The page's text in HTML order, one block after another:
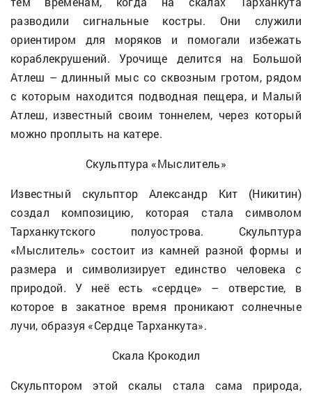
разводили сигнальные костры. Они служили
ориентиром для моряков и помогали избежать
кораблекрушений. Урочище делится на Большой
Атлеш – длинный мыс со сквозным гротом, рядом
с которым находится подводная пещера, и Малый
Атлеш, известный своим тоннелем, через который
можно проплыть на катере.
Скульптура «Мыслитель»
Известный скульптор Александр Кит (Никитин)
создал композицию, которая стала символом
Тарханкутского полуострова. Скульптура
«Мыслитель» состоит из камней разной формы и
размера и символизирует единство человека с
природой. У неё есть «сердце» – отверстие, в
которое в закатное время проникают солнечные
лучи, образуя «Сердце Тарханкута».
Скала Крокодил
Скульптором этой скалы стала сама природа,